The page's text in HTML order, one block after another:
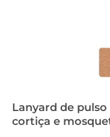
Lanyard de
cortiça e